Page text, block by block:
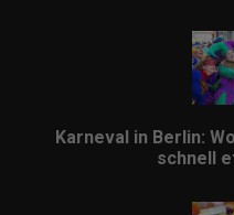
Karneval in Berlin:
schnell